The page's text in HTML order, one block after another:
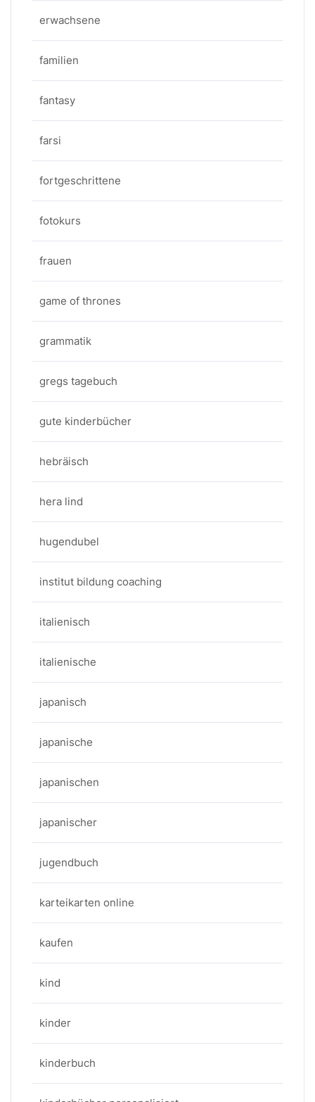
erwachsene
familien
fantasy
farsi
fortgeschrittene
fotokurs
frauen
game of thrones
grammatik
gregs tagebuch
gute kinderbücher
hebräisch
hera lind
hugendubel
institut bildung coaching
italienisch
italienische
japanisch
japanische
japanischen
japanischer
jugendbuch
karteikarten online
kaufen
kind
kinder
kinderbuch